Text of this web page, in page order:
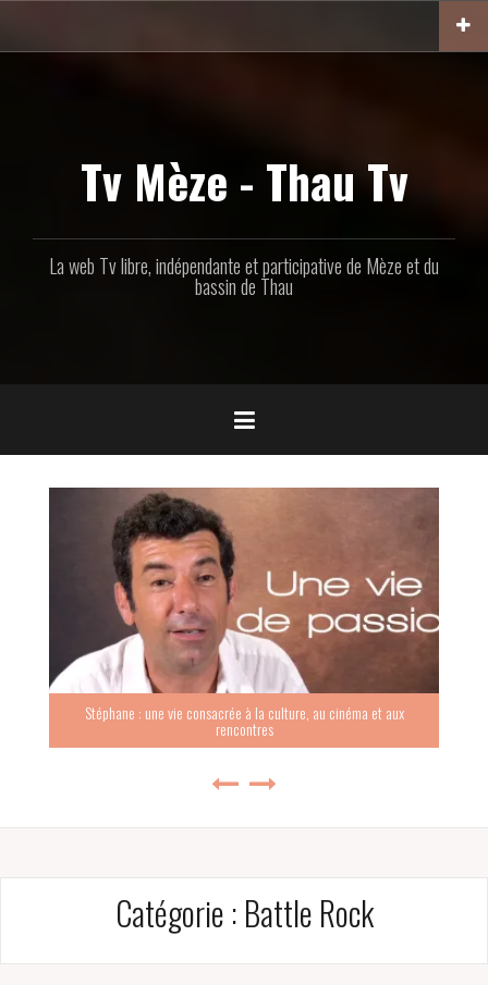
contenu
Tv Mèze - Thau Tv
La web Tv libre, indépendante et participative de Mèze et du
bassin de Thau
Stéphane : une vie consacrée à la culture, au cinéma et aux
rencontres
Catégorie : Battle Rock